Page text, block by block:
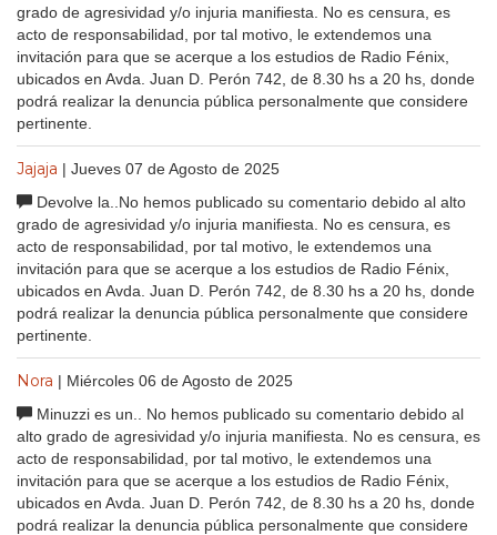
grado de agresividad y/o injuria manifiesta. No es censura, es
acto de responsabilidad, por tal motivo, le extendemos una
invitación para que se acerque a los estudios de Radio Fénix,
ubicados en Avda. Juan D. Perón 742, de 8.30 hs a 20 hs, donde
podrá realizar la denuncia pública personalmente que considere
pertinente.
Jajaja | Jueves 07 de Agosto de 2025
Devolve la..No hemos publicado su comentario debido al alto
grado de agresividad y/o injuria manifiesta. No es censura, es
acto de responsabilidad, por tal motivo, le extendemos una
invitación para que se acerque a los estudios de Radio Fénix,
ubicados en Avda. Juan D. Perón 742, de 8.30 hs a 20 hs, donde
podrá realizar la denuncia pública personalmente que considere
pertinente.
Nora | Miércoles 06 de Agosto de 2025
Minuzzi es un.. No hemos publicado su comentario debido al
alto grado de agresividad y/o injuria manifiesta. No es censura, es
acto de responsabilidad, por tal motivo, le extendemos una
invitación para que se acerque a los estudios de Radio Fénix,
ubicados en Avda. Juan D. Perón 742, de 8.30 hs a 20 hs, donde
podrá realizar la denuncia pública personalmente que considere